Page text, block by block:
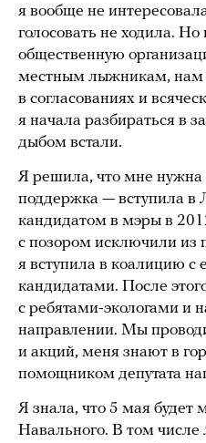
я вообще не
голосовать не ходила. Но
общественную
местным лыжникам, нам
в согласованиях и
я начала разбираться в
дыбом встали.
Я решила, что мне нужна
поддержка — вступила
кандидатом в мэры в
с позором исключили из
я вступила в коалицию с
кандидатами. После
с ребятами-экологами и
направлении. Мы
и акций, меня знают в
помощником депутата
Я знала, что 5 мая будет
Навального. В том числе